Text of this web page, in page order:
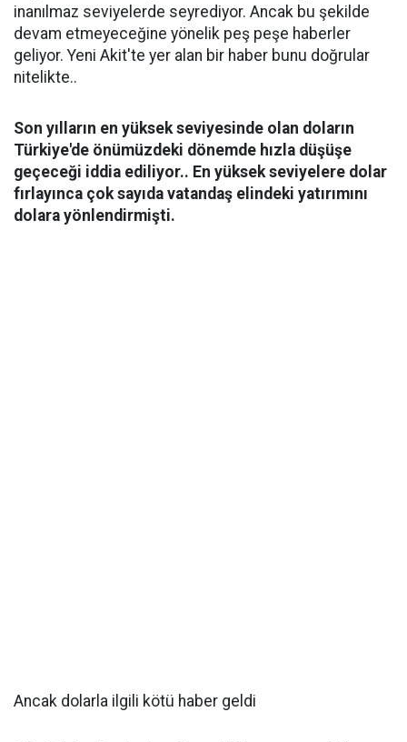
inanılmaz seviyelerde seyrediyor. Ancak bu şekilde
devam etmeyeceğine yönelik peş peşe haberler
geliyor. Yeni Akit'te yer alan bir haber bunu doğrular
nitelikte..
Son yılların en yüksek seviyesinde olan doların
Türkiye'de önümüzdeki dönemde hızla düşüşe
geçeceği iddia ediliyor.. En yüksek seviyelere dolar
fırlayınca çok sayıda vatandaş elindeki yatırımını
dolara yönlendirmişti.
Ancak dolarla ilgili kötü haber geldi